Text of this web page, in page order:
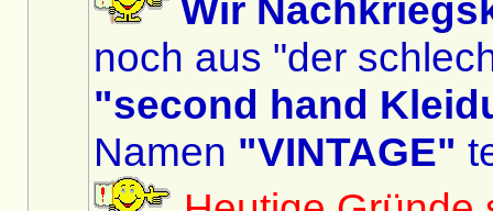
Wir
noch aus "der
"second hand
Namen "VINTAGE"